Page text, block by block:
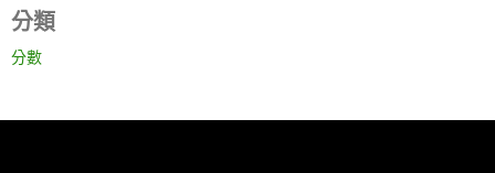
分類
分數